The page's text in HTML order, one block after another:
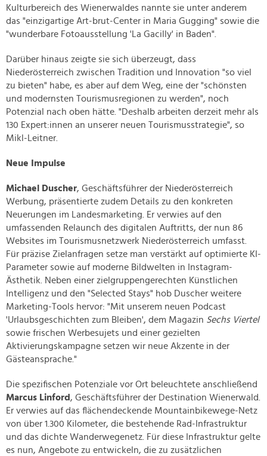
Kulturbereich des Wienerwaldes nannte sie unter anderem
das "einzigartige Art-brut-Center in Maria Gugging" sowie die
"wunderbare Fotoausstellung 'La Gacilly' in Baden".
Darüber hinaus zeigte sie sich überzeugt, dass
Niederösterreich zwischen Tradition und Innovation "so viel
zu bieten" habe, es aber auf dem Weg, eine der "schönsten
und modernsten Tourismusregionen zu werden", noch
Potenzial nach oben hätte. "Deshalb arbeiten derzeit mehr als
130 Expert:innen an unserer neuen Tourismusstrategie", so
Mikl-Leitner.
Neue Impulse
Michael Duscher, Geschäftsführer der Niederösterreich
Werbung, präsentierte zudem Details zu den konkreten
Neuerungen im Landesmarketing. Er verwies auf den
umfassenden Relaunch des digitalen Auftritts, der nun 86
Websites im Tourismusnetzwerk Niederösterreich umfasst.
Für präzise Zielanfragen setze man verstärkt auf optimierte KI-
Parameter sowie auf moderne Bildwelten in Instagram-
Ästhetik. Neben einer zielgruppengerechten Künstlichen
Intelligenz und den "Selected Stays" hob Duscher weitere
Marketing-Tools hervor: "Mit unserem neuen Podcast
'Urlaubsgeschichten zum Bleiben', dem Magazin Sechs Viertel
sowie frischen Werbesujets und einer gezielten
Aktivierungskampagne setzen wir neue Akzente in der
Gästeansprache."
Die spezifischen Potenziale vor Ort beleuchtete anschließend
Marcus Linford , Geschäftsführer der Destination Wienerwald.
Er verwies auf das flächendeckende Mountainbikewege-Netz
von über 1.300 Kilometer, die bestehende Rad-Infrastruktur
und das dichte Wanderwegenetz. Für diese Infrastruktur gelte
es nun, Angebote zu entwickeln, die zu zusätzlichen